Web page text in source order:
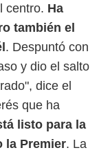
centro. Ha
también el
. Despuntó con
y dio el salto
dice el
que ha
listo para la
la Premier. La